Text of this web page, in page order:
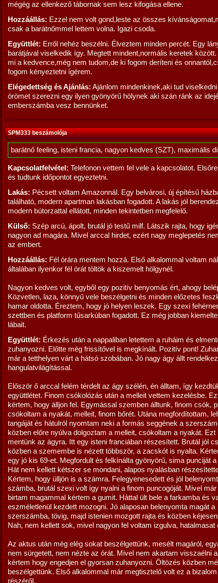
mégég az ellenkező tábornak sem lesz kifogása ellene.
Hozzáállás: Ezzel nem volt gond,leste az összes
csak a barátnőmmel lettem volna. Igazi csoda.
Együttlét: Erről nehéz beszélni. Élveztem minden percét. Egy
barátjával viselkedik így. Megtett mindent,normális keretek
mi a kedvence,még nem tudom,de ki fogom deríteni és
fogom kényeztetni ígérem.
Elégedettség és Ajánlás: Ajánlom mindenkinek,aki tud
örömet szerezni egy ilyen gyönyörű hölynek aki szán ránk az
emberszámba vesz bennünket.
SPM333 beszámolója
barátnő feeling, isteni francia, nagyon kedves (SZT), maximális
Kapcsolatfelvétel: Telefonon vettem fel vele a kapcsolatot.
és tudtunk időpontot egyeztetni.
Lakás: Pécsett voltam Amazonnál. Egy belvárosi, új építésű
található, modern apartman lakásban fogadott. A lakás jól
modern bútorzattal ellátott, minden tekintetben megfelelő.
Külső: Szép arcú, ápolt, brutál jó testű milf. Látszik rajta, hogy
nagyon ad magára. Mivel arccal hirdet, ezért nagy meglepetés
az embert.
Hozzáállás: Fél órára mentem hozzá. Első alkalommal voltam
általában ilyenkor fél órát töltök a kiszemelt hölgynél.
Nagyon kedves volt, egyből egy pozitív benyomás ért, ahogy
Közvetlen, laza, könnyű vele beszélgetni és minden előzetes
hamar oldotta. Éreztem, hogy jó helyen leszek. Egy szexi
szettben és platform tűsarkúban fogadott. Ez még jobban
lábait.
Együttlét: Érkezés után a nappaliban letettem a ruháim és
zuhanyozni. Előtte még frissítővel is megkínált. Pozitív pont!
már a tetthelyen várt a hátsó szobában. Jó nagy ágy állt
hangulatvilágítással.
Először ő arccal felém térdelt az ágy szélén, én álltam, így
együttlétet. Finom csókolózás után a melleit vettem kezelésbe.
kértem, hogy álljon fel. Egymással szemben álltunk, finom csók,
csókoltam a nyakát, melleit, finom bőrét. Utána megfordítottam,
tangáját és hátulról nyomtam neki a formás seggének a
közben előre nyúlva dolgoztam a melleit, csókoltam a nyakát. Ezt
mentünk az ágyra. Itt egy isteni franciában részesített. Brutál jól
közben a szemembe is nézett többször, a zacskót is nyalta.
egy jó kis 69-et. Megfordult és felkínálta gyönyörű, sima punciját
Hát nem kellett kétszer se mondani, alapos nyalásban
Kértem, hogy ülljön is a számra. Felegyenesedett és jól
számba, brutál szexi volt így nyalni a finom puncogóját. Mivel már
birtam magammal kértem a gumit. Háttal ült bele a farkamba és
eszméletlenül kezdett mozogni. Jó alaposan belenyomta magát a
szerszámba, tövig, majd istenien mozgott rajta és közben
Nah, nem kellett sok, mivel nagyon fel voltam izgulva, hatalmasat
Az aktus után még elég sokat beszélgettünk, mesélt magáról,
nem sürgetett, nem nézte az órát. Mivel nem akartam visszaélni
kértem hogy engedjen el gyorsan zuhanyozni. Öltözés közben
beszélgettünk. Első alkalommal már megtisztelő volt ez a
részéről.